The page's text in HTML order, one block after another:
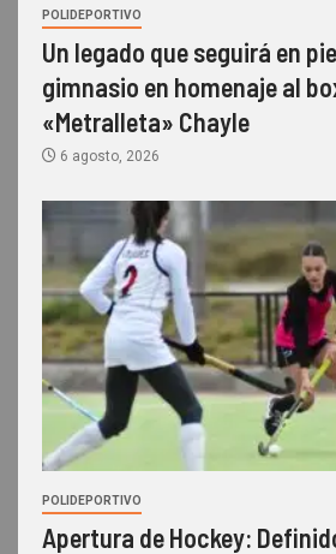
POLIDEPORTIVO
Un legado que seguirá en
gimnasio en homenaje al
«Metralleta» Chayle
6 agosto, 2026
POLIDEPORTIVO
Apertura de Hockey: